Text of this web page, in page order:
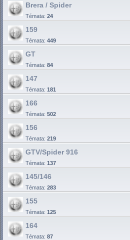
Brera / Spider
Témata: 24
159
Témata: 449
GT
Témata: 84
147
Témata: 181
166
Témata: 502
156
Témata: 219
GTV/Spider 916
Témata: 137
145/146
Témata: 283
155
Témata: 125
164
Témata: 87